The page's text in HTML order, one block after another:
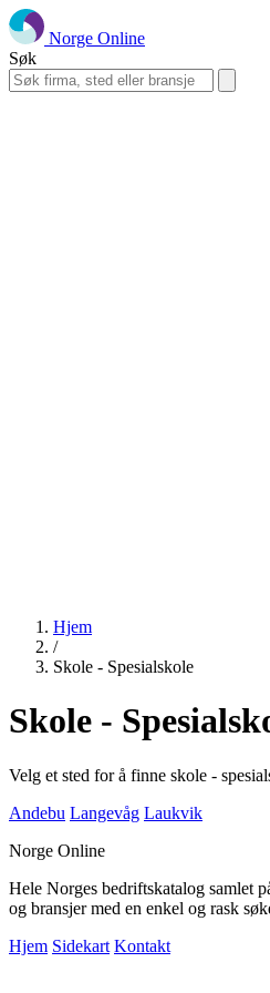
Norge Online
Søk
Hjem
/
Skole - Spesialskole
Skole -
Velg et sted for å finne skole -
Andebu Langevåg Laukvik
Norge Online
Hele Norges bedriftskatalog samlet
og bransjer med en enkel og rask
Hjem Sidekart Kontakt